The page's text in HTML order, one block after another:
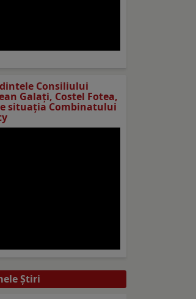
Consiliului
Galaţi, Costel Fotea,
situaţia Combinatului
Ştiri